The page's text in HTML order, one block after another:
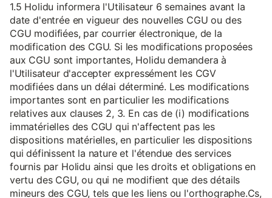
1.5 Holidu informera l'Utilisateur 6 semaines avant la
date d'entrée en vigueur des nouvelles CGU ou des
CGU modifiées, par courrier électronique, de la
modification des CGU. Si les modifications proposées
aux CGU sont importantes, Holidu demandera à
l'Utilisateur d'accepter expressément les CGV
modifiées dans un délai déterminé. Les modifications
importantes sont en particulier les modifications
relatives aux clauses 2, 3. En cas de (i) modifications
immatérielles des CGU qui n'affectent pas les
dispositions matérielles, en particulier les dispositions
qui définissent la nature et l'étendue des services
fournis par Holidu ainsi que les droits et obligations en
vertu des CGU, ou qui ne modifient que des détails
mineurs des CGU, tels que les liens ou l'orthographe.Cs,